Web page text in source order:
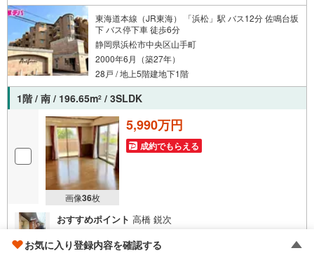
・浜松市中央区に特化し浜名区まで幅広い物件を取り扱っています！
浜松市の物件ならおまかせください。
新築戸建、中古戸建、中古マンション、土地をお客様のご希望に合わせて
ご提案いたします！
・中古物件のリフォーム実績多数！
中古物件をご購入の際、約70％という多くの方々がリフォームを行ってい
ます。
新築購入より低コストで、新築同様の快適なお住まいを実現できます。
・キッズスペース用意しております。ぜひご家族そろってご来場くださ
・営業時間 午前9時00分～午後6時30分 （定休日:水曜日）
この時間帯はお電話でのお問い合わせがスムーズにご案内できます。
右下の電話ボタンをタッチ！もしくはお気軽にお電話ください。
東海道本線（JR東海） 「浜松」駅 バス12分 佐鳴台坂
下 バス停下車 徒歩6分
静岡県浜松市中央区山手町
2000年6月（築27年）
28戸 / 地上5階建地下1階
1階 / 南 / 196.65m2 / 3SLDK
画像36枚
5,990万円
成約でもらえる
おすすめポイント 高橋 鋭次
建感覚で暮らせるメゾネットタイプのゆとりある間取り■ペ
お気に入り登録内容を確認する